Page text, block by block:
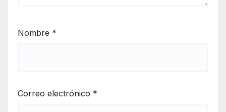
Nombre *
Correo electrónico *